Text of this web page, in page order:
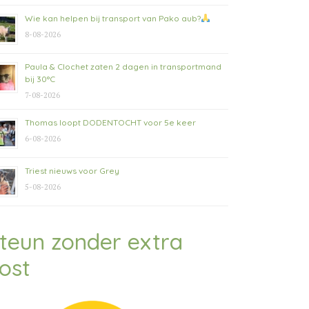
Wie kan helpen bij transport van Pako aub?
8-08-2026
Paula & Clochet zaten 2 dagen in transportmand
bij 30°C
7-08-2026
Thomas loopt DODENTOCHT voor 5e keer
6-08-2026
Triest nieuws voor Grey
5-08-2026
zonder extra